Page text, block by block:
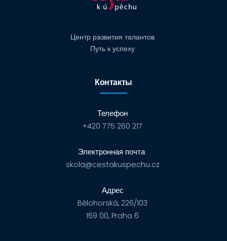
Центр развития талантов
Путь к успеху
Контакты
Телефон
+420 775 260 217
Электронная почта
skola@cestakuspechu.cz
Адрес
Bělohorská, 226/103
169 00, Praha 6